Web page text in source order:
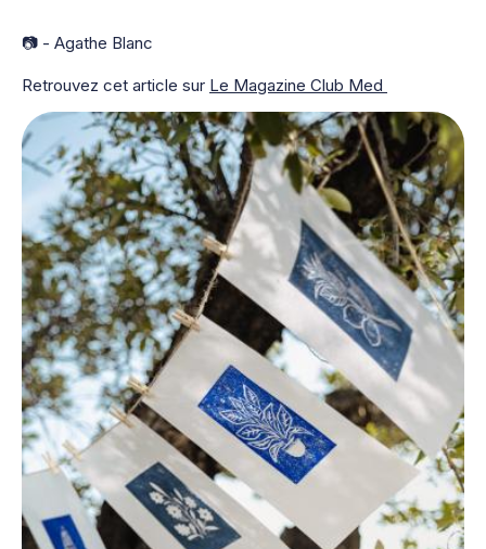
📷 - Agathe Blanc
Retrouvez cet article sur Le Magazine Club Med